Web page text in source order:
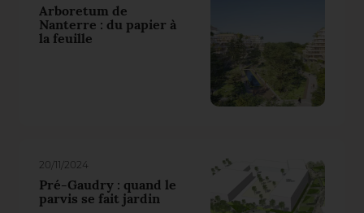
Arboretum de
Nanterre : du papier à
la feuille
20/11/2024
Pré-Gaudry : quand le
parvis se fait jardin